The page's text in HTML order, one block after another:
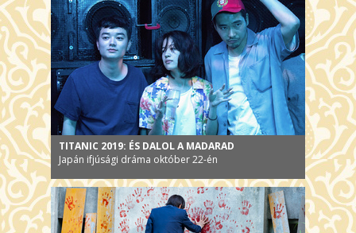
TITANIC 2019: ÉS DALOL A MADARAD
Japán ifjúsági dráma október 22-én